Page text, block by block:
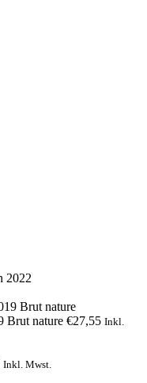
2022
Brut nature €27,55 Inkl.
Inkl. Mwst.